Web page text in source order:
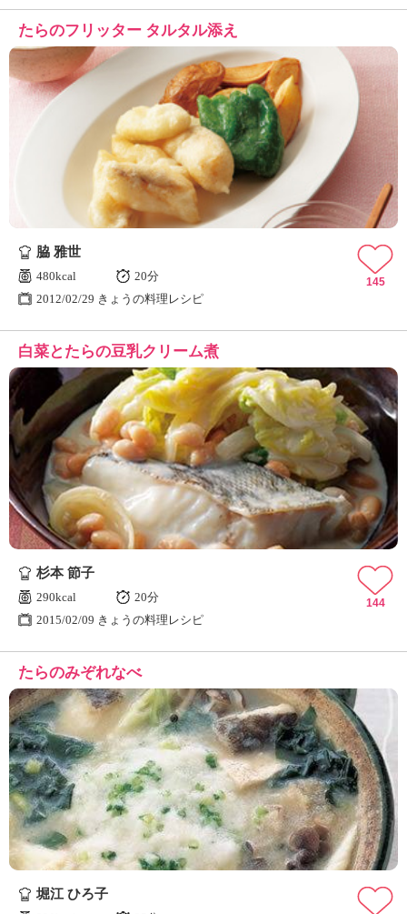
たらのフリッター タルタル添え
脇 雅世
480kcal
20分
2012/02/29 きょうの料理レシピ
145
白菜とたらの豆乳クリーム煮
杉本 節子
290kcal
20分
2015/02/09 きょうの料理レシピ
144
たらのみぞれなべ
堀江 ひろ子